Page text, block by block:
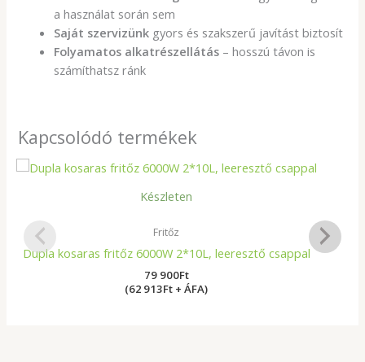
a használat során sem
Saját szervizünk gyors és szakszerű javítást biztosít
Folyamatos alkatrészellátás – hosszú távon is
számíthatsz ránk
Kapcsolódó termékek
Készleten
Fritőz
Dupla kosaras fritőz 6000W 2*10L, leeresztő csappal
79 900Ft
(62 913Ft + ÁFA)